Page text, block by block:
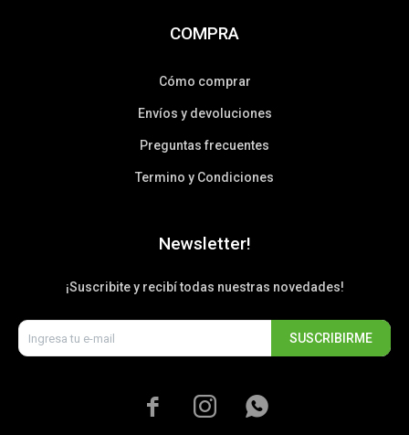
COMPRA
Cómo comprar
Envíos y devoluciones
Preguntas frecuentes
Termino y Condiciones
Newsletter!
¡Suscribite y recibí todas nuestras novedades!
SUSCRIBIRME
  